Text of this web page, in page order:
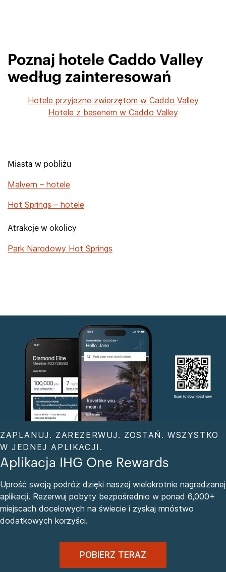
Poznaj hotele Caddo Valley
według zainteresowań
Hotele przyjazne zwierzętom w Caddo Valley
Hotele z basenem w Caddo Valley
Miasta w pobliżu
Malvern – hotele
Hot Springs – hotele
Atrakcje w okolicy
Park Narodowy Hot Springs
ZAPLANUJ. ZAREZERWUJ. ZOSTAŃ. WSZYSTKO
W JEDNEJ APLIKACJI.
Aplikacja IHG One Rewards
Uprość swoją podróż dzięki naszej wielokrotnie nagradzanej
aplikacji. Rezerwuj pobyty bezpośrednio w ponad 6,000+
miejscach docelowych na świecie i zyskaj mnóstwo
dodatkowych korzyści.
POBIERZ TERAZ